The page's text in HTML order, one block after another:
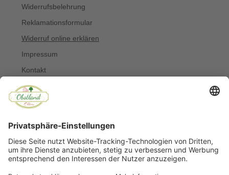
Widerrufsbelehrung
Reklamationsformular
Widerruf online erklären
Impressum
Kontakt
Über uns
Allergiker
© Copyright 2022 Obstland Ehlers